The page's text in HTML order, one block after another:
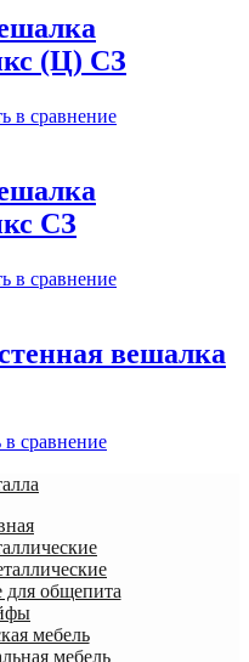
(Ц) СЗ
в сравнение
СЗ
в сравнение
вешалка
в сравнение
для общепита
мебель
мебель